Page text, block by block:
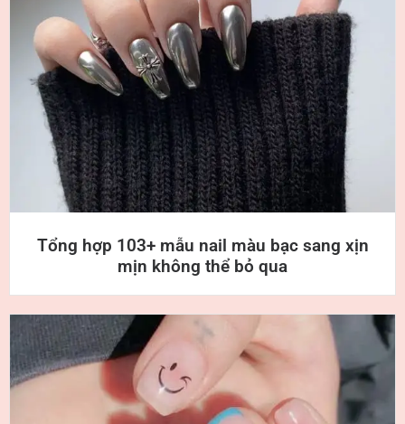
Tổng hợp 103+ mẫu nail màu bạc sang xịn
mịn không thể bỏ qua